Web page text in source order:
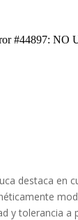
destaca en
y tolerancia a